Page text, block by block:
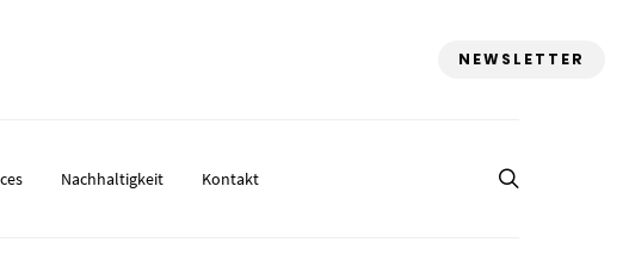
NEWSLETTER
Nachhaltigkeit Kontakt